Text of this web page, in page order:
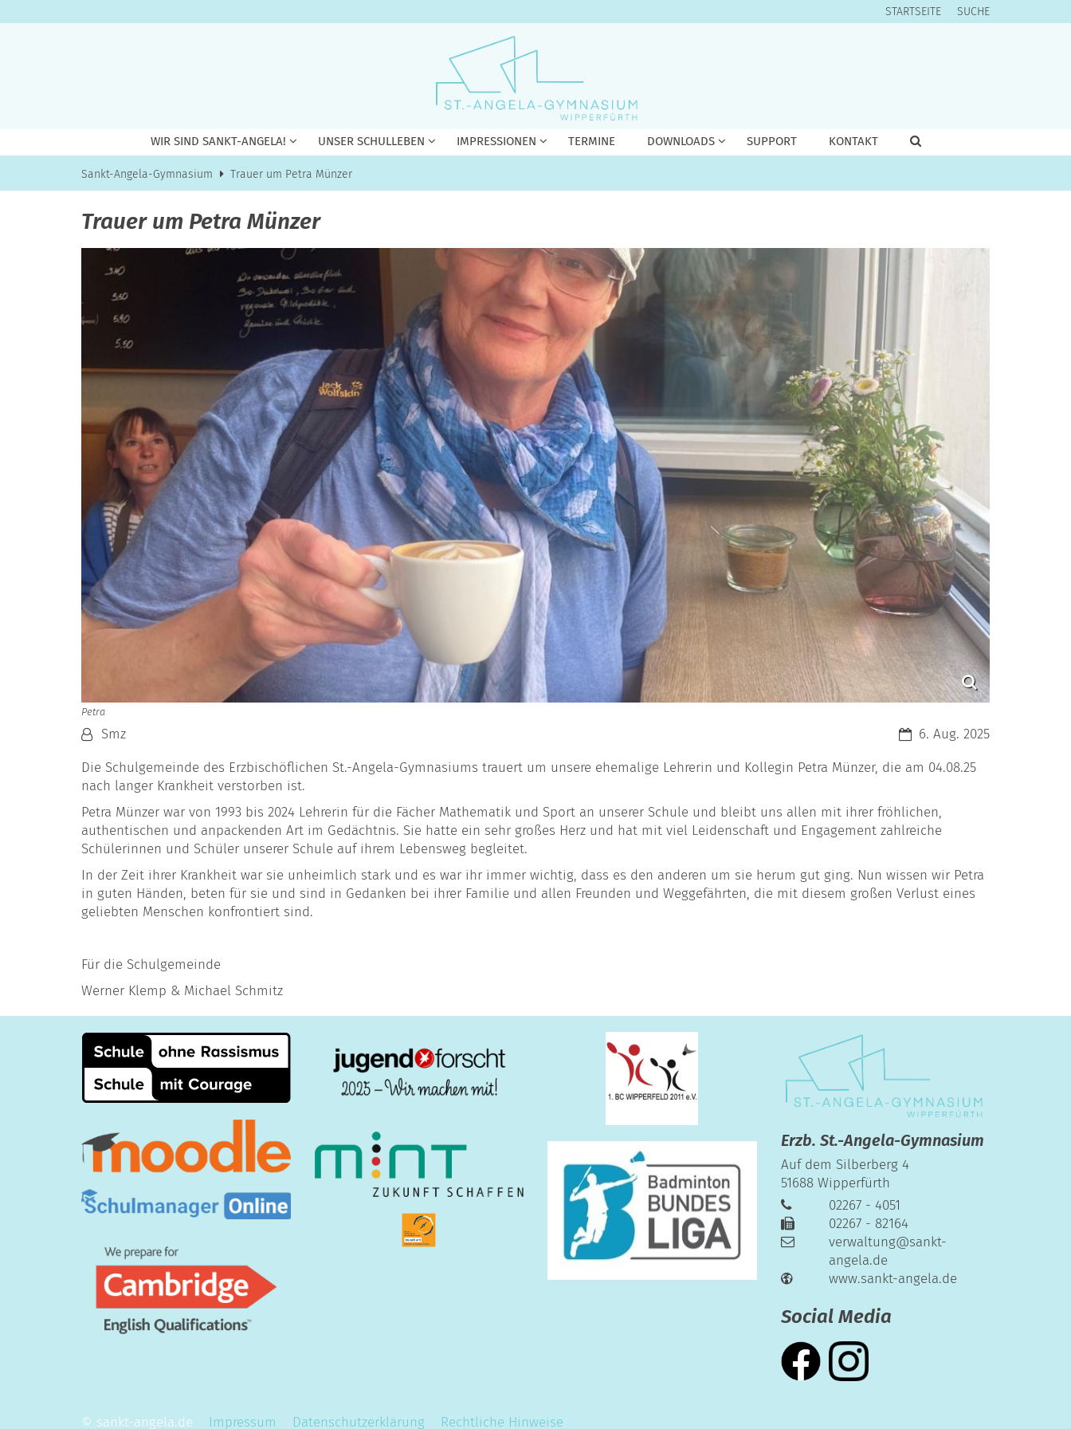
STARTSEITE SUCHE
WIR SIND SANKT-ANGELA! UNSER SCHULLEBEN IMPRESSIONEN TERMINE DOWNLOADS SUPPORT KONTAKT
Sankt-Angela-Gymnasium Trauer um Petra Münzer
Trauer um Petra Münzer
Petra
Datum:6. Aug. 2025
Von:Smz
Die Schulgemeinde des Erzbischöflichen St.-Angela-Gymnasiums trauert um unsere ehemalige Lehrerin und Kollegin Petra Münzer, die am 04.08.25
nach langer Krankheit verstorben ist.
Petra Münzer war von 1993 bis 2024 Lehrerin für die Fächer Mathematik und Sport an unserer Schule und bleibt uns allen mit ihrer fröhlichen,
authentischen und anpackenden Art im Gedächtnis. Sie hatte ein sehr großes Herz und hat mit viel Leidenschaft und Engagement zahlreiche
Schülerinnen und Schüler unserer Schule auf ihrem Lebensweg begleitet.
In der Zeit ihrer Krankheit war sie unheimlich stark und es war ihr immer wichtig, dass es den anderen um sie herum gut ging. Nun wissen wir Petra
in guten Händen, beten für sie und sind in Gedanken bei ihrer Familie und allen Freunden und Weggefährten, die mit diesem großen Verlust eines
geliebten Menschen konfrontiert sind.
Für die Schulgemeinde
Werner Klemp & Michael Schmitz
Erzb. St.-Angela-Gymnasium
Auf dem Silberberg 4
51688 Wipperfürth
02267 - 4051
02267 - 82164
verwaltung@sankt-
angela.de
www.sankt-angela.de
Social Media
© sankt-angela.de Impressum Datenschutzerklärung Rechtliche Hinweise